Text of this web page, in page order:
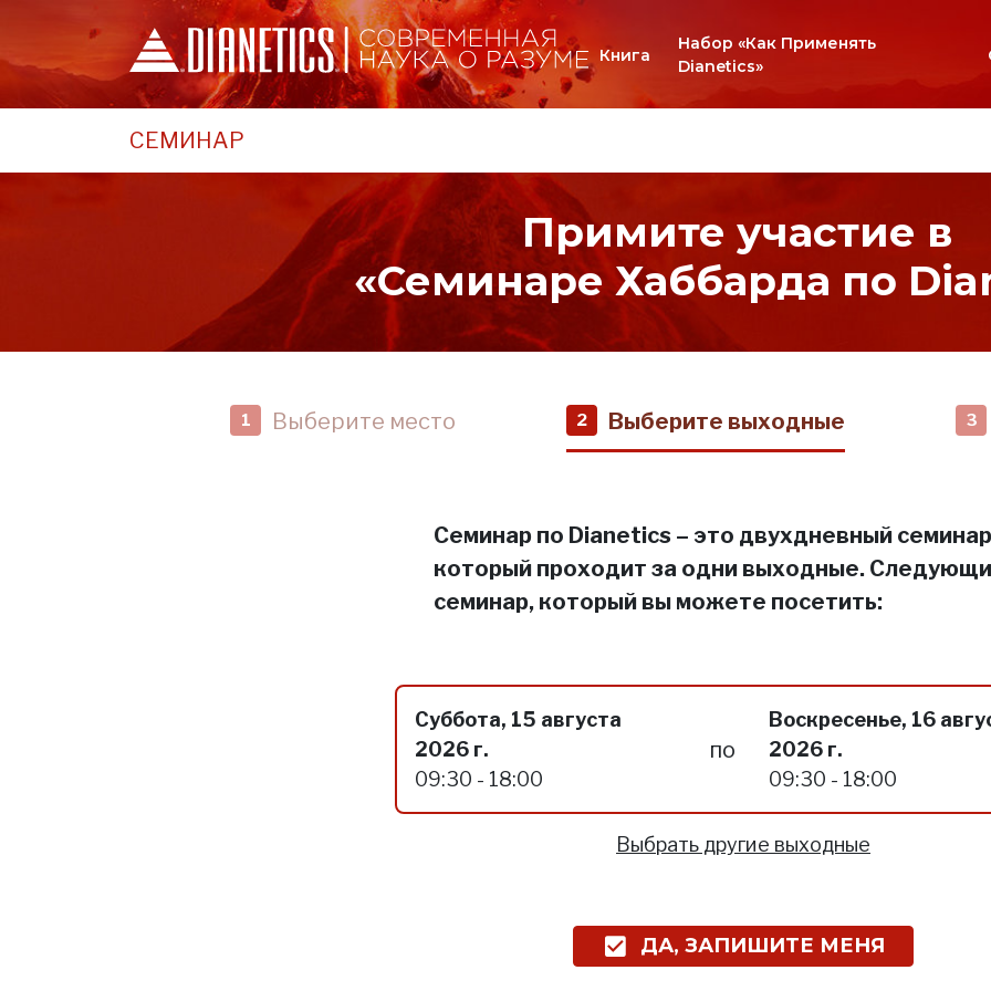
Книга
Набор «Как Применять
Dianetics»
СЕМИНАР
Примите участие в
«Семинаре Хаббарда по
1 Выберите место 2 Выберите выходные 3
Семинар по Dianetics – это двухдневный
который проходит за одни выходные.
семинар, который вы можете посетить:
Суббота, 15 августа
2026 г.
09:30 - 18:00
по
Воскресенье, 16
2026 г.
09:30 - 18:00
Выбрать другие выходные
ДА, ЗАПИШИТЕ МЕНЯ